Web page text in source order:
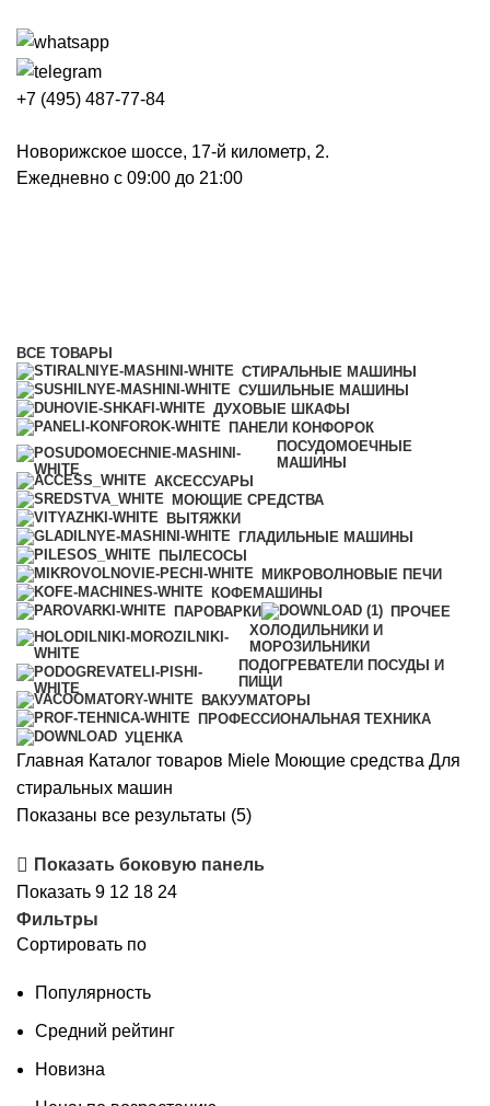
+7 (495) 487-77-84
Новорижское шоссе, 17-й километр, 2.
Ежедневно с 09:00 до 21:00
ВСЕ ТОВАРЫ
СТИРАЛЬНЫЕ МАШИНЫ
СУШИЛЬНЫЕ МАШИНЫ
ДУХОВЫЕ ШКАФЫ
ПАНЕЛИ КОНФОРОК
ПОСУДОМОЕЧНЫЕ
МАШИНЫ
АКСЕССУАРЫ
МОЮЩИЕ СРЕДСТВА
ВЫТЯЖКИ
ГЛАДИЛЬНЫЕ МАШИНЫ
ПЫЛЕСОСЫ
МИКРОВОЛНОВЫЕ ПЕЧИ
КОФЕМАШИНЫ
ПАРОВАРКИ
ПРОЧЕЕ
ХОЛОДИЛЬНИКИ И
МОРОЗИЛЬНИКИ
ПОДОГРЕВАТЕЛИ ПОСУДЫ И
ПИЩИ
ВАКУУМАТОРЫ
ПРОФЕССИОНАЛЬНАЯ ТЕХНИКА
УЦЕНКА
Главная Каталог товаров Miele Моющие средства Для
стиральных машин
Показаны все результаты (5)Сортировка:
популярности
Показать боковую панель
Показать 9 12 18 24
Фильтры
Сортировать по
Популярность
Средний рейтинг
Новизна